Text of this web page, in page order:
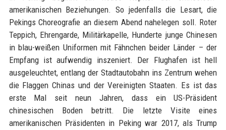
amerikanischen Beziehungen. So jedenfalls die Lesart, die
Pekings Choreografie an diesem Abend nahelegen soll. Roter
Teppich, Ehrengarde, Militärkapelle, Hunderte junge Chinesen
in blau-weißen Uniformen mit Fähnchen beider Länder – der
Empfang ist aufwendig inszeniert. Der Flughafen ist hell
ausgeleuchtet, entlang der Stadtautobahn ins Zentrum wehen
die Flaggen Chinas und der Vereinigten Staaten. Es ist das
erste Mal seit neun Jahren, dass ein US-Präsident
chinesischen Boden betritt. Die letzte Visite eines
amerikanischen Präsidenten in Peking war 2017, als Trump